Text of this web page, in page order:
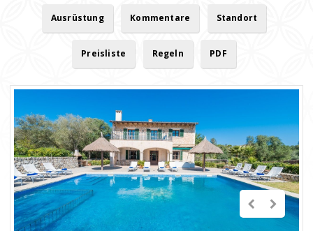
Ausrüstung Kommentare Standort
Preisliste Regeln PDF